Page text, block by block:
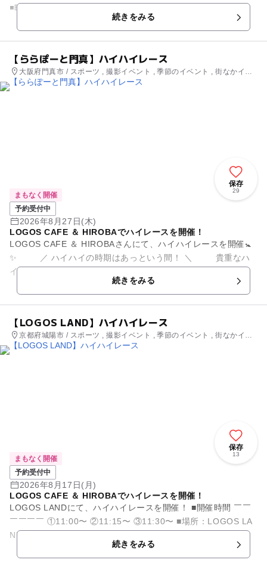
◾️時間 ￣￣￣￣￣￣￣￣￣￣￣￣ 予約時間に...
続きをみる
【ららぽーと門真】ハイハイレース
大阪府門真市 / スポーツ , 撮影イベント , 季節のイベント , 街なかイベ
ント , ミニイベント
保存
29
まもなく開催
予約受付中
2026年8月27日(木)
LOGOS CAFE ＆ HIROBAでハイレースを開催！
LOGOS CAFE ＆ HIROBAさんにて、ハイハイレースを開催🚼
✨ ／ ハイハイの時期はあっという間！ ＼ 貴重なハ
続きをみる
【LOGOS LAND】ハイハイレース
京都府城陽市 / スポーツ , 撮影イベント , 季節のイベント , 街なかイベ
ント , ミニイベント
保存
13
まもなく開催
予約受付中
2026年8月17日(月)
LOGOS CAFE ＆ HIROBAでハイレースを開催！
LOGOS LANDにて、ハイハイレースを開催！ ■開催時間 ￣￣
￣￣￣￣ ①11:00〜 ②11:15〜 ③11:30〜 ■場所：LOGOS LA
ND ￣￣￣￣￣￣￣￣￣...
続きをみる